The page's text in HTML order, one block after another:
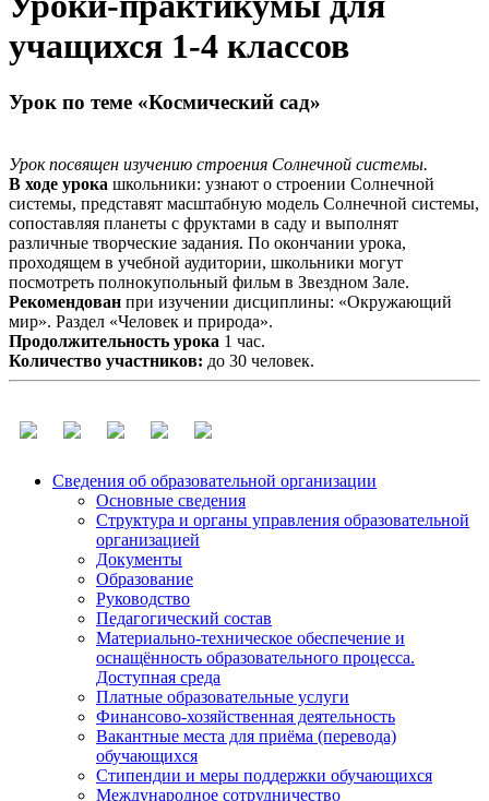
учащихся 1-4 классов
Урок по теме «Космический сад»
Урок посвящен изучению строения Солнечной системы.
В ходе урока школьники: узнают о строении Солнечной
системы, представят масштабную модель Солнечной системы,
сопоставляя планеты с фруктами в саду и выполнят
различные творческие задания. По окончании урока,
проходящем в учебной аудитории, школьники могут
посмотреть полнокупольный фильм в Звездном Зале.
Рекомендован при изучении дисциплины: «Окружающий
мир». Раздел «Человек и природа».
Продолжительность урока 1 час.
Количество участников: до 30 человек.
Сведения об образовательной организации
Основные сведения
Структура и органы управления образовательной
организацией
Документы
Образование
Руководство
Педагогический состав
Материально-техническое обеспечение и
оснащённость образовательного процесса.
Доступная среда
Платные образовательные услуги
Финансово-хозяйственная деятельность
Вакантные места для приёма (перевода)
обучающихся
Стипендии и меры поддержки обучающихся
Международное сотрудничество